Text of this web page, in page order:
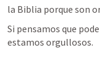
la Biblia porque son
Si pensamos que
estamos orgullosos.